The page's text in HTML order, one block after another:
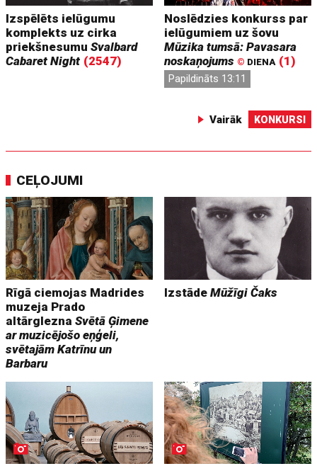
Izspēlēts ielūgumu
komplekts uz cirka
priekšnesumuSvalbard
Cabaret Night (2547)
Noslēdzies konkurss par
ielūgumiem uz šovu
Mūzika tumsā: Pavasara
noskaņojums © DIENA (1)
Papildināts 13:11
Vairāk KONKURSI
CEĻOJUMI
Rīgā ciemojas Madrides
muzeja Prado
altārgleznaSvētā Ģimene
ar muzicējošo eņģeli,
svētajām Katrīnu un
Barbaru
IzstādeMūžīgi Čaks